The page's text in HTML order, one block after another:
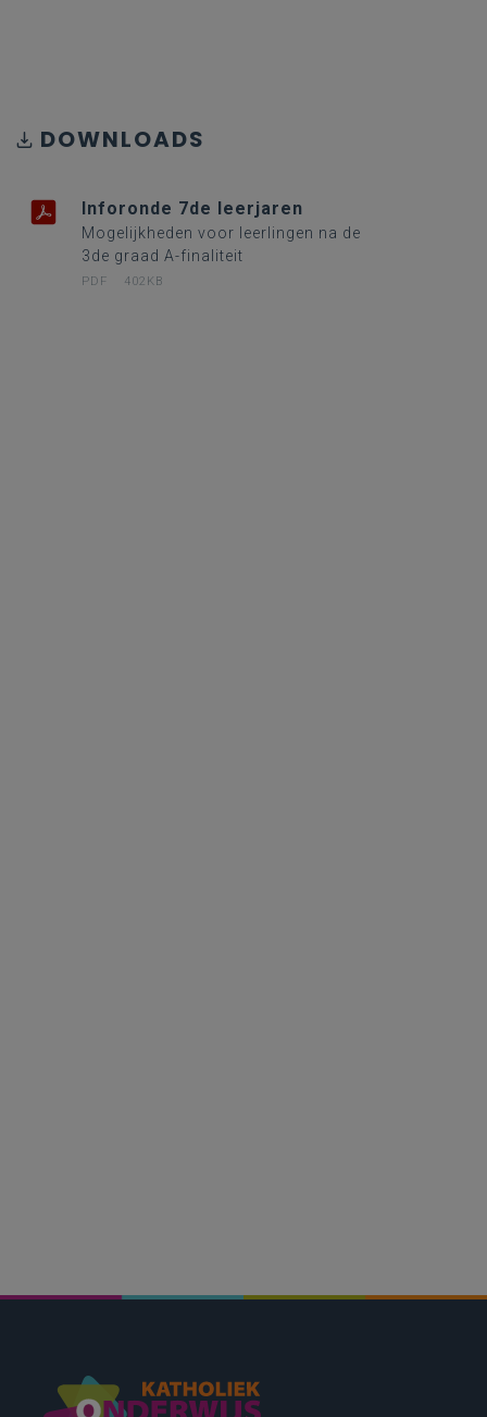
DOWNLOADS
Inforonde 7de leerjaren
Mogelijkheden voor leerlingen na de
3de graad A-finaliteit
PDF 402KB